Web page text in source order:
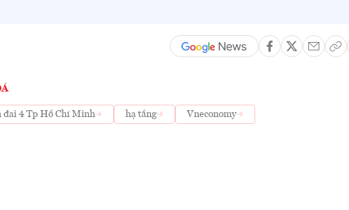
đai 4 Tp Hồ Chí Minh hạ tầng Vneconomy